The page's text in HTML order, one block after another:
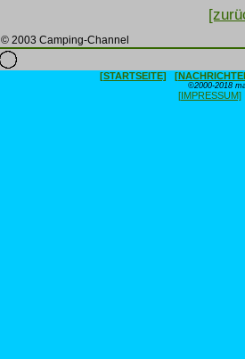
© 2003 Camping-Channel
[STARTSEITE]
©2000-2018
[IMPRESSUM]